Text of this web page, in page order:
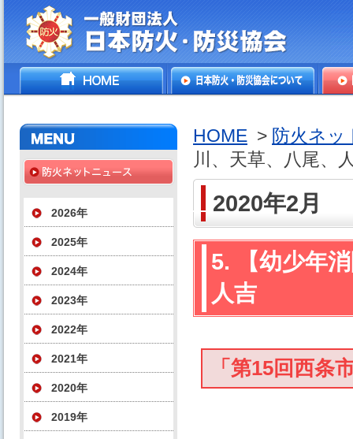
一般財団法人日本防火・防
HOME
2026年
2025年
2024年
2023年
2022年
2021年
2020年
2019年
HOME > 防火ネッ
川、天草、八尾、
2020年2月
5. 【幼少年
人吉
「第15回西条